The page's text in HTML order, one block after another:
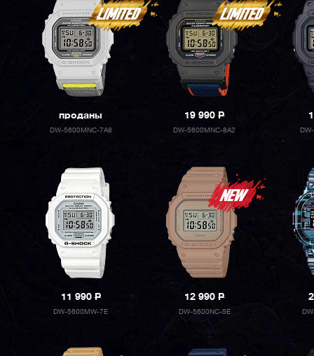
проданы
DW-5600MNC-7A8
19 990P
DW-5600MNC-8A2
11 990P
DW-5600MW-7E
12 990P
DW-5600NC-5E